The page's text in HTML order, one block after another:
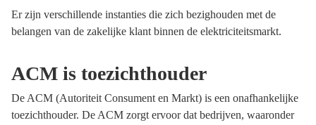
Er zijn verschillende instanties die zich bezighouden met de
belangen van de zakelijke klant binnen de elektriciteitsmarkt.
ACM is toezichthouder
De ACM (Autoriteit Consument en Markt) is een onafhankelijke
toezichthouder. De ACM zorgt ervoor dat bedrijven, waaronder